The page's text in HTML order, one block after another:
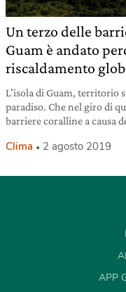
Un terzo delle
Guam è andato
riscaldamento
L’isola di Guam, territorio
paradiso. Che nel giro di
barriere coralline a causa
Clima 2 agosto 2019
APP